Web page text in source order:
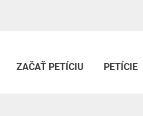
ZAČAŤ PETÍCIU PETÍCIE